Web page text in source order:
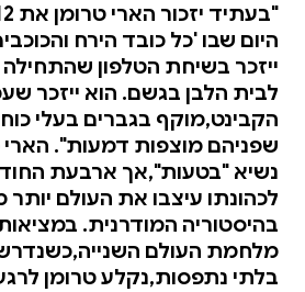
היום שבו 'כל כובד הירח
ייזכר בשיחת הטלפון
לבית הלבן בגשם. הוא ייזכר
הקבינט,מוקף בגברים בעלי כוח
שפניהם מוצפות דמעות". הארי
נשיא "בטעות",אך ארבעת
לכהונתו עיצבו את העולם
בהיסטוריה המודרנית.
מלחמת העולם
בלתי נתפסות,נקלע טרומן